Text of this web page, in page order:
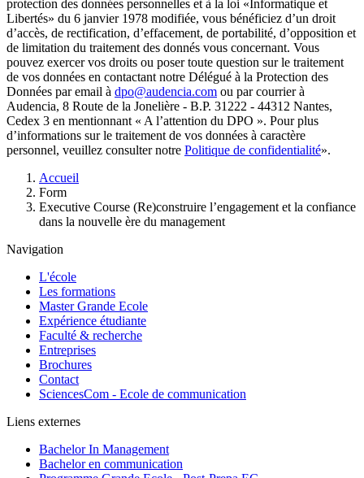
protection des données personnelles et à la loi «Informatique et
Libertés» du 6 janvier 1978 modifiée, vous bénéficiez d’un droit
d’accès, de rectification, d’effacement, de portabilité, d’opposition et
de limitation du traitement des donnés vous concernant. Vous
pouvez exercer vos droits ou poser toute question sur le traitement
de vos données en contactant notre Délégué à la Protection des
Données par email à dpo@audencia.com ou par courrier à
Audencia, 8 Route de la Jonelière - B.P. 31222 - 44312 Nantes,
Cedex 3 en mentionnant « A l’attention du DPO ». Pour plus
d’informations sur le traitement de vos données à caractère
personnel, veuillez consulter notre Politique de confidentialité».
d'Ariane
Accueil
Form
Executive Course (Re)construire l’engagement et la confiance
dans la nouvelle ère du management
Navigation
L'école
Les formations
Master Grande Ecole
Expérience étudiante
Faculté & recherche
Entreprises
Brochures
Contact
SciencesCom - Ecole de communication
Liens externes
Bachelor In Management
Bachelor en communication